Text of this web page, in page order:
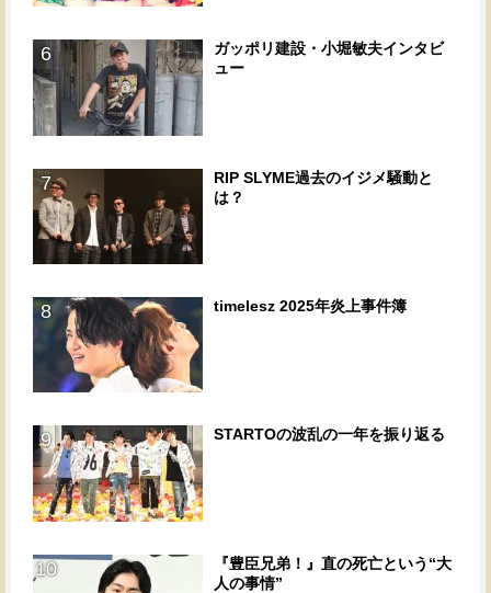
6
ガッポリ建設・小堀敏夫インタビ
ュー
7
RIP SLYME過去のイジメ騒動と
は？
8 timelesz 2025年炎上事件簿
9 STARTOの波乱の一年を振り返る
10
『豊臣兄弟！』直の死亡という“大
人の事情”